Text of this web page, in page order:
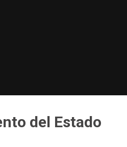
del Estado